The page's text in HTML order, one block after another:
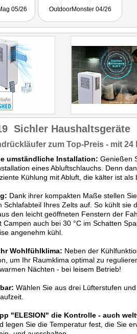
05/26
oder im Schlafbereich eines
oder in Richtung Vorzelt
OutdoorMonster 04/26
Sichler Haushaltsgeräte
zum Top-Preis - mit
umständliche Installation: Genießen
eines Abluftschlauchs. Denn
Kühlung mit Abluft, die kälter ist als
Dank ihrer kompakten Maße stellen
Schlafabteil Ihres Zelts auf. So kühlt sie
den leicht geöffneten Fenstern der
Campen auch bei 30 °C im Schatten
angenehm kühl.
Wohlfühlklima: Neben der
um Ihr Raumklima optimal zu
Nächten - bei leisem Betrieb!
Wählen Sie aus drei Lüfterstufen
"ELESION" die Kontrolle - auch
legen Sie die Temperatur fest, die Sie